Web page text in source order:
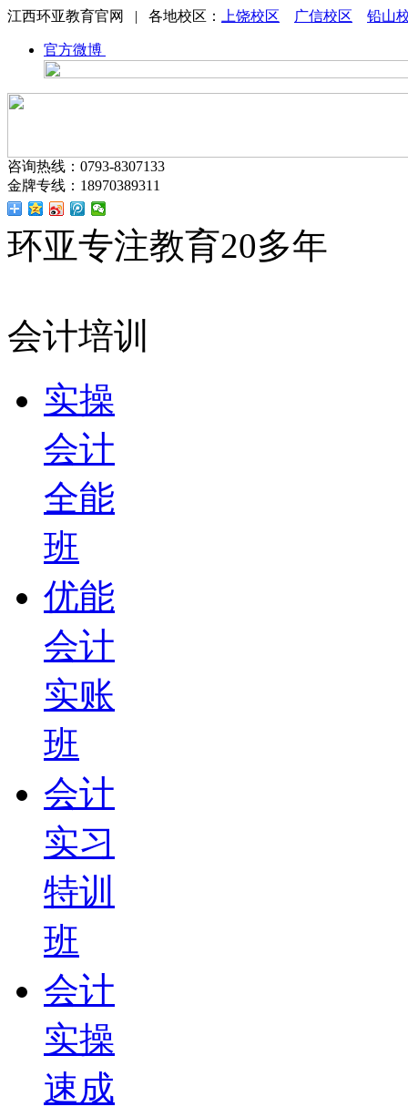
江西环亚教育官网 | 各地校区： 上饶校区 广信校区 铅山
官方微博
咨询热线：0793-8307133
金牌专线：18970389311
环亚专注教育20多年
会计培训
实操
会计
全能
班
优能
会计
实账
班
会计
实习
特训
班
会计
实操
速成